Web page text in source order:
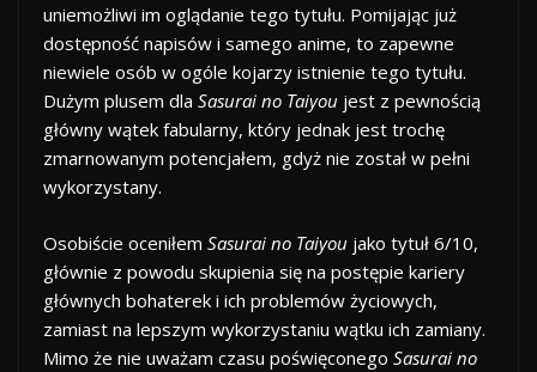
uniemożliwi im oglądanie tego tytułu. Pomijając już
dostępność napisów i samego anime, to zapewne
niewiele osób w ogóle kojarzy istnienie tego tytułu.
Dużym plusem dla Sasurai no Taiyou jest z pewnością
główny wątek fabularny, który jednak jest trochę
zmarnowanym potencjałem, gdyż nie został w pełni
wykorzystany.
Osobiście oceniłem Sasurai no Taiyou jako tytuł 6/10,
głównie z powodu skupienia się na postępie kariery
głównych bohaterek i ich problemów życiowych,
zamiast na lepszym wykorzystaniu wątku ich zamiany.
Mimo że nie uważam czasu poświęconego Sasurai no